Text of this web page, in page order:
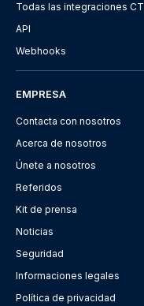
Todas las integraciones
API
Webhooks
EMPRESA
Contacta con nosotros
Acerca de nosotros
Únete a nosotros
Referidos
Kit de prensa
Noticias
Seguridad
Informaciones legales
Política de privacidad